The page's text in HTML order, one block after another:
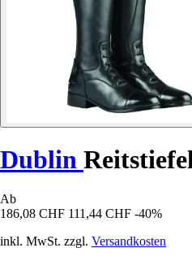
Dublin
Ab
186,08 CHF 111,44 CHF -40%
inkl. MwSt. zzgl. Versandkosten